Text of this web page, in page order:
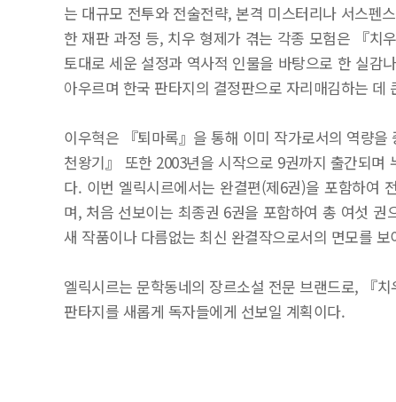
는 대규모 전투와 전술전략, 본격 미스터리나 서스펜
한 재판 과정 등, 치우 형제가 겪는 각종 모험은 『치
토대로 세운 설정과 역사적 인물을 바탕으로 한 실
아우르며 한국 판타지의 결정판으로 자리매김하는 데
이우혁은 『퇴마록』을 통해 이미 작가로서의 역량
천왕기』 또한 2003년을 시작으로 9권까지 출간되
다. 이번 엘릭시르에서는 완결편(제6권)을 포함하여
며, 처음 선보이는 최종권 6권을 포함하여 총 여섯 권
새 작품이나 다름없는 최신 완결작으로서의 면모를 보
엘릭시르는 문학동네의 장르소설 전문 브랜드로, 『
판타지를 새롭게 독자들에게 선보일 계획이다.